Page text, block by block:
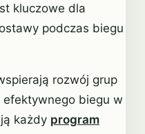
kluczowe dla
podczas biegu
rozwój grup
biegu w
każdy program